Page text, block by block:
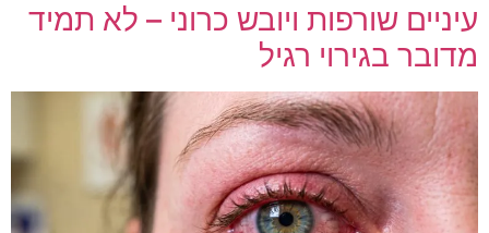
עיניים שורפות ויובש כרוני – לא תמיד
מדובר בגירוי רגיל